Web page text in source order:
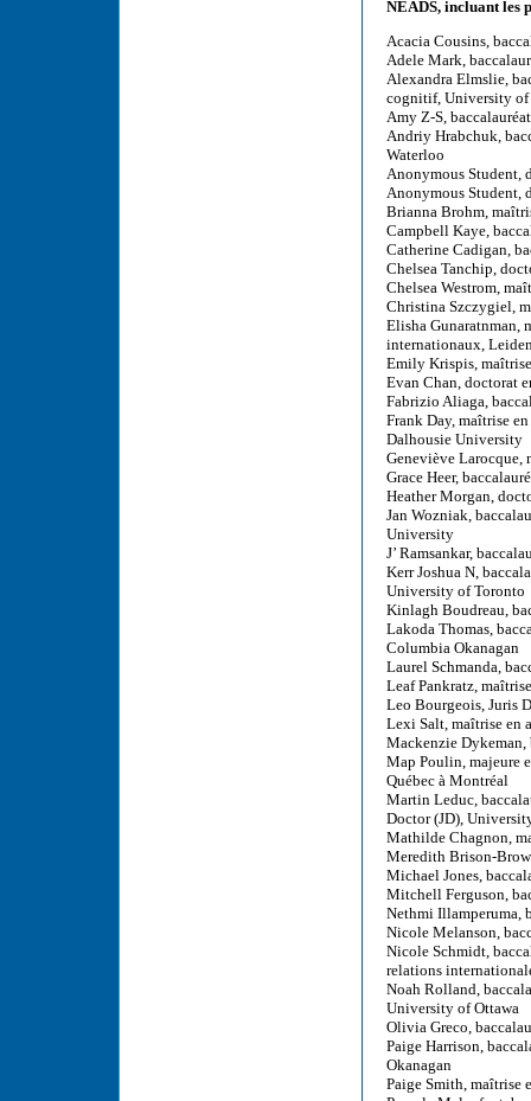
NEADS, incluant les
Acacia Cousins,
Adele Mark,
Alexandra Elmslie,
cognitif, University of
Amy Z-S,
Andriy Hrabchuk,
Waterloo
Anonymous Student,
Anonymous
Brianna Brohm,
Campbell Kaye,
Catherine Cadigan,
Chelsea Tanchip,
Chelsea Westrom,
Christina Szczygiel,
Elisha Gunaratnman,
internationaux,
Emily Krispis,
Evan Chan, doctorat
Fabrizio Aliaga,
Frank Day, maîtrise
Dalhousie University
Geneviève Larocque,
Grace Heer,
Heather Morgan,
Jan Wozniak,
University
J’ Ramsankar,
Kerr Joshua N,
University of Toronto
Kinlagh Boudreau,
Lakoda Thomas,
Columbia Okanagan
Laurel Schmanda,
Leaf Pankratz,
Leo Bourgeois, Juris
Lexi Salt, maîtrise
Mackenzie Dykeman,
Map Poulin, majeure
Québec à Montréal
Martin Leduc,
Doctor (JD),
Mathilde Chagnon,
Meredith Brison-
Michael Jones,
Mitchell Ferguson,
Nethmi Illamperuma,
Nicole Melanson,
Nicole Schmidt,
relations
Noah Rolland,
University of Ottawa
Olivia Greco,
Paige Harrison,
Okanagan
Paige Smith, maîtrise